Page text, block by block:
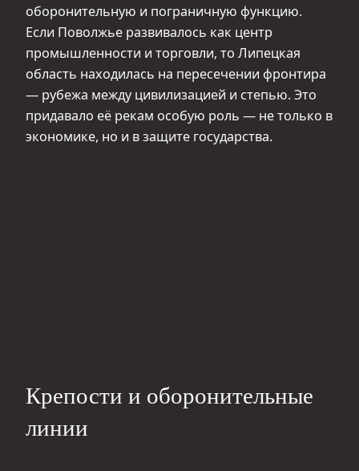
оборонительную и пограничную функцию.
Если Поволжье развивалось как центр
промышленности и торговли, то Липецкая
область находилась на пересечении фронтира
— рубежа между цивилизацией и степью. Это
придавало её рекам особую роль — не только в
экономике, но и в защите государства.
Крепости и оборонительные
линии